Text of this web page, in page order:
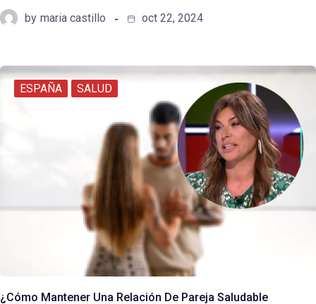
by maria castillo oct 22, 2024
ESPAÑA SALUD
¿Cómo Mantener Una Relación De Pareja Saludable